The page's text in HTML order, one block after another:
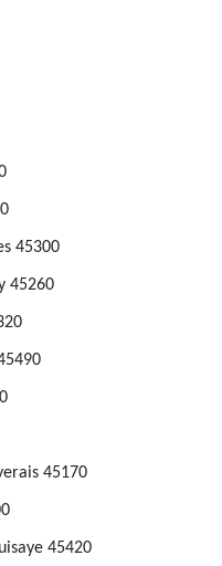
45300
45260
45170
45420